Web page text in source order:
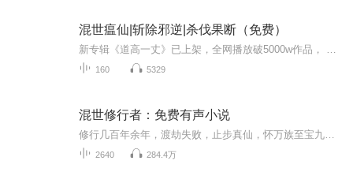
混世瘟仙|斩除邪逆|杀伐果断（免费）
160 5329
混世修行者：免费有声小说
2640 284.4万